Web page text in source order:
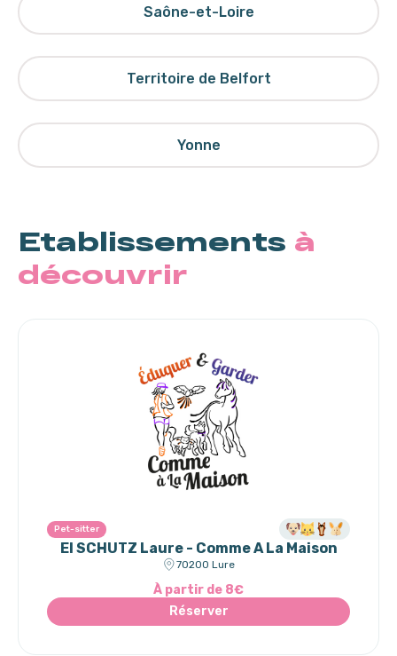
Saône-et-Loire
Territoire de Belfort
Yonne
Etablissements à
découvrir
Pet-sitter
EI SCHUTZ Laure - Comme A La Maison
70200 Lure
À partir de 8€
Réserver